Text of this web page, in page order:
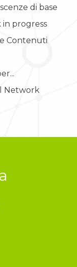
di base
in progress
Contenuti
Network